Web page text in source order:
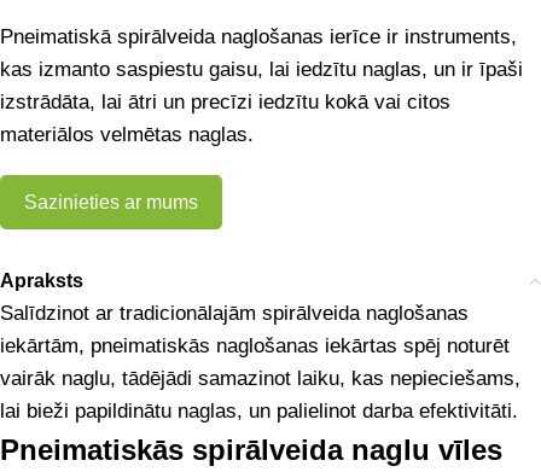
Pneimatiskā spirālveida naglošanas ierīce ir instruments,
kas izmanto saspiestu gaisu, lai iedzītu naglas, un ir īpaši
izstrādāta, lai ātri un precīzi iedzītu kokā vai citos
materiālos velmētas naglas.
Sazinieties ar mums
Apraksts
Salīdzinot ar tradicionālajām spirālveida naglošanas
iekārtām, pneimatiskās naglošanas iekārtas spēj noturēt
vairāk naglu, tādējādi samazinot laiku, kas nepieciešams,
lai bieži papildinātu naglas, un palielinot darba efektivitāti.
Pneimatiskās spirālveida naglu vīles